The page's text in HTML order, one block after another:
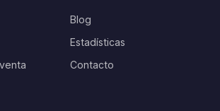
Blog
Estadísticas
Contacto